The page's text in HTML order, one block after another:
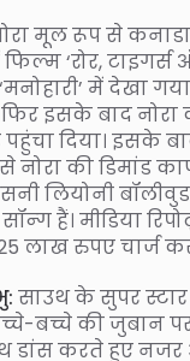
मूल रूप से कनाडा
फिल्म ‘रोर,
में देखा
फिर इसके बाद
दिया। इसके
नोरा की डिमांड
लियोनी
हैं। मीडिया
लाख रुपए चार्ज
साउथ के सुपर स्टार
बच्चे की जुबान
डांस करते हुए नजर